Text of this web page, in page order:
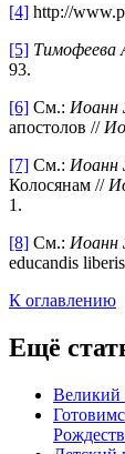
[4] http://
[5] Тимофеева
93.
[6] См.: Иоанн
апостолов //
[7] См.: Иоанн
Колосянам //
1.
[8] См.: Иоанн
educandis
К оглавлению
Ещё
Великий